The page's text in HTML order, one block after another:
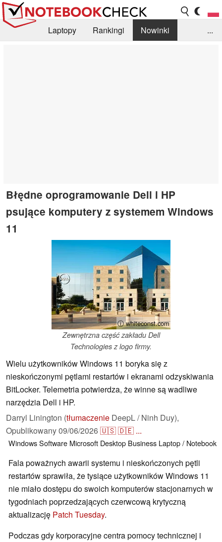
Laptopy Rankingi
Nowinki
...
Błędne oprogramowanie Dell i HP
psujące komputery z systemem Windows
11
ⓘ whiteconst.com
Zewnętrzna część zakładu Dell
Technologies z logo firmy.
Wielu użytkowników Windows 11 boryka się z
nieskończonymi pętlami restartów i ekranami odzyskiwania
BitLocker. Telemetria potwierdza, że winne są wadliwe
narzędzia Dell i HP.
Darryl Linington (tłumaczenie DeepL / Ninh Duy),
Opublikowany09/06/2026🇺🇸🇩🇪 ...
WindowsSoftware Microsoft Desktop Business Laptop / Notebook
Fala poważnych awarii systemu i nieskończonych pętli
restartów sprawiła, że tysiące użytkowników Windows 11
nie miało dostępu do swoich komputerów stacjonarnych w
tygodniach poprzedzających czerwcową krytyczną
aktualizację Patch Tuesday.
Podczas gdy korporacyjne centra pomocy technicznej i